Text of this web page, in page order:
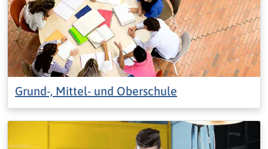
Grund-, Mittel- und Oberschule